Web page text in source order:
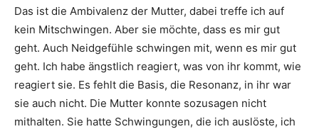
Das ist die Ambivalenz der Mutter, dabei treffe ich auf
kein Mitschwingen. Aber sie möchte, dass es mir gut
geht. Auch Neidgefühle schwingen mit, wenn es mir gut
geht. Ich habe ängstlich reagiert, was von ihr kommt, wie
reagiert sie. Es fehlt die Basis, die Resonanz, in ihr war
sie auch nicht. Die Mutter konnte sozusagen nicht
mithalten. Sie hatte Schwingungen, die ich auslöste, ich